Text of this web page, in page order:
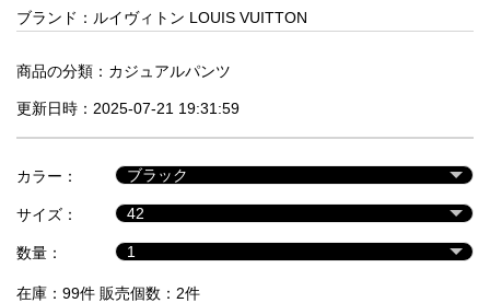
気
商
セ
ル
品
ブランド： ルイヴィトン LOUIS VUITTON
商品の分類： カジュアルパンツ
更新日時：2025-07-21 19:31:59
カラー：
サイズ：
数量：
在庫：99件 販売個数：2件